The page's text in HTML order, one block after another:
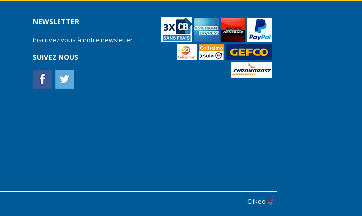
NEWSLETTER
Inscrivez vous à notre newsletter
SUIVEZ NOUS
Clikeo